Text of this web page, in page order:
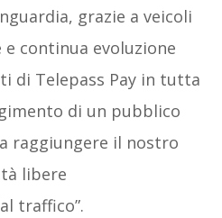
grazie a veicoli
continua evoluzione
di Telepass Pay in tutta
di un pubblico
raggiungere il nostro
libere
traffico”.